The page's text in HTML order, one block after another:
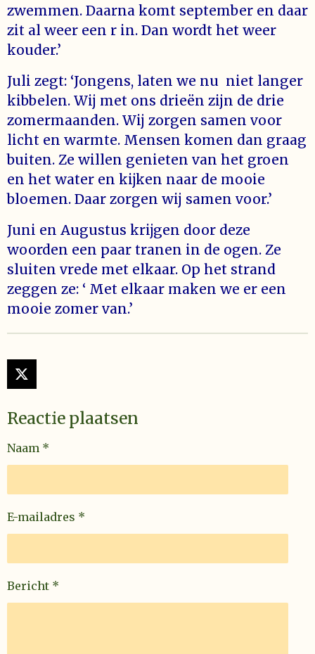
zwemmen. Daarna komt september en daar
zit al weer een r in. Dan wordt het weer
kouder.’
Juli zegt: ‘Jongens, laten we nu niet langer
kibbelen. Wij met ons drieën zijn de drie
zomermaanden. Wij zorgen samen voor
licht en warmte. Mensen komen dan graag
buiten. Ze willen genieten van het groen
en het water en kijken naar de mooie
bloemen. Daar zorgen wij samen voor.’
Juni en Augustus krijgen door deze
woorden een paar tranen in de ogen. Ze
sluiten vrede met elkaar. Op het strand
zeggen ze: ‘ Met elkaar maken we er een
mooie zomer van.’
X
Reactie plaatsen
Naam *
E-mailadres *
Bericht *